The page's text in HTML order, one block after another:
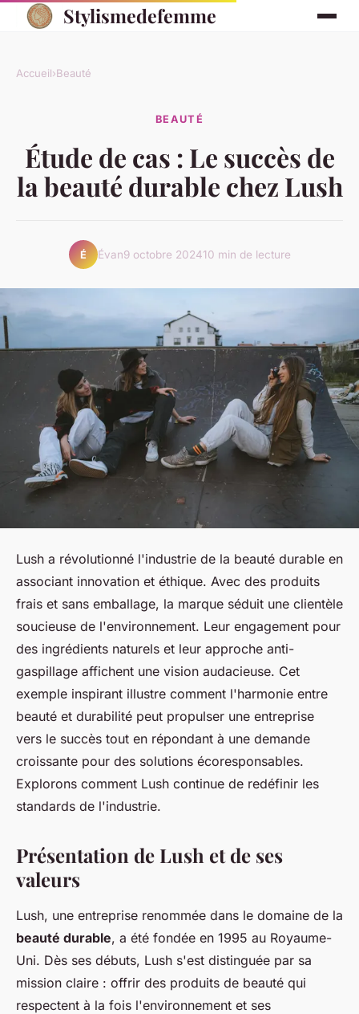
Stylismedefemme
Accueil›Beauté
BEAUTÉ
Étude de cas : Le succès de
la beauté durable chez Lush
É Évan9 octobre 202410 min de lecture
Lush a révolutionné l'industrie de la beauté durable en
associant innovation et éthique. Avec des produits
frais et sans emballage, la marque séduit une clientèle
soucieuse de l'environnement. Leur engagement pour
des ingrédients naturels et leur approche anti-
gaspillage affichent une vision audacieuse. Cet
exemple inspirant illustre comment l'harmonie entre
beauté et durabilité peut propulser une entreprise
vers le succès tout en répondant à une demande
croissante pour des solutions écoresponsables.
Explorons comment Lush continue de redéfinir les
standards de l'industrie.
Présentation de Lush et de ses
valeurs
Lush, une entreprise renommée dans le domaine de la
beauté durable, a été fondée en 1995 au Royaume-
Uni. Dès ses débuts, Lush s'est distinguée par sa
mission claire : offrir des produits de beauté qui
respectent à la fois l'environnement et ses